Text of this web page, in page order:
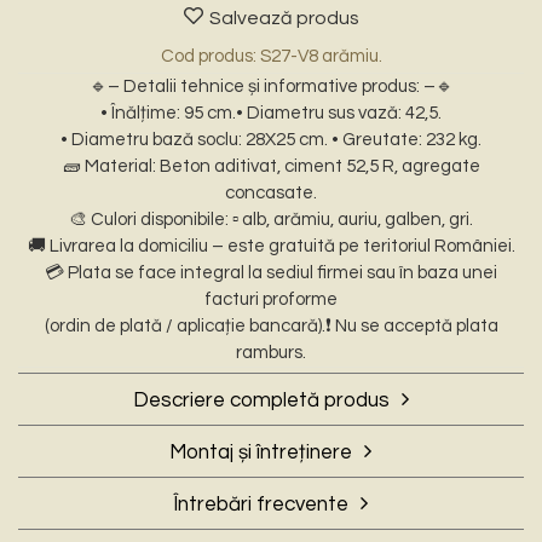
Salvează produs
Cod produs: S27-V8 arămiu.
🔹– Detalii tehnice și informative produs: –🔹
• Înălțime: 95 cm.• Diametru sus vază: 42,5.
• Diametru bază soclu: 28X25 cm. • Greutate: 232 kg.
🧱 Material: Beton aditivat, ciment 52,5 R, agregate
concasate.
🎨 Culori disponibile: ▫️ alb, arămiu, auriu, galben, gri.
🚚 Livrarea la domiciliu – este gratuită pe teritoriul României.
💳 Plata se face integral la sediul firmei sau în baza unei
facturi proforme
(ordin de plată / aplicație bancară).❗ Nu se acceptă plata
ramburs.
Descriere completă produs
📦 – Descriere scurtă: –
Setul de socluri și vaze din beton patinat reprezintă o alegere
exterior. Conceput pentru a aduce un plus de stil și
Montaj și întreținere
🔧❄️- Montaj și întreținere pe timp de iarnă: –
Setul de socluri și vaze din beton patinat este proiectat
Întrebări frecvente
❓ – Întrebări Frecvente: (FAQ) –